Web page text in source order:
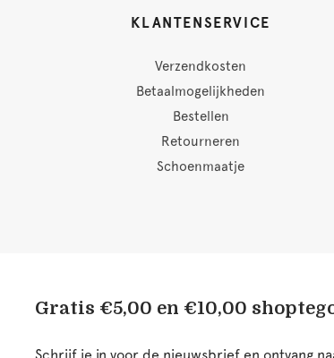
KLANTENSERVICE
Verzendkosten
Betaalmogelijkheden
Bestellen
Retourneren
Schoenmaatje
Gratis €5,00 en €10,00